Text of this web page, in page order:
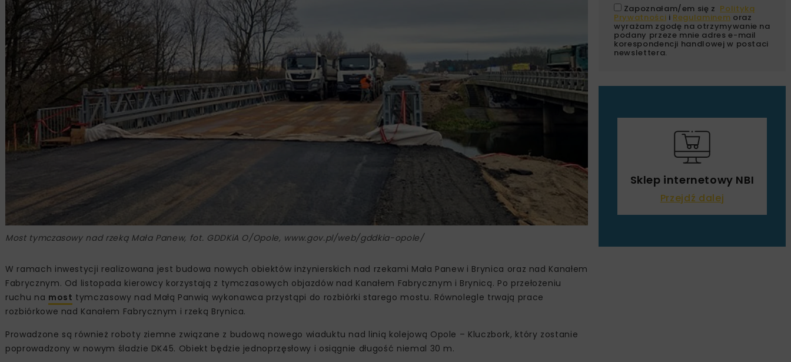
Most tymczasowy nad rzeką Mała Panew, fot. GDDKiA O/Opole, www.gov.pl/web/gddkia-opole/
W ramach inwestycji realizowana jest budowa nowych obiektów inżynierskich nad rzekami Mała Panew i Brynica oraz nad Kanałem
Fabrycznym. Od listopada kierowcy korzystają z tymczasowych objazdów nad Kanałem Fabrycznym i Brynicą. Po przełożeniu
ruchu na most tymczasowy nad Małą Panwią wykonawca przystąpi do rozbiórki starego mostu. Równolegle trwają prace
rozbiórkowe nad Kanałem Fabrycznym i rzeką Brynica.
Prowadzone są również roboty ziemne związane z budową nowego wiaduktu nad linią kolejową Opole – Kluczbork, który zostanie
poprowadzony w nowym śladzie DK45. Obiekt będzie jednoprzęsłowy i osiągnie długość niemal 30 m.
Zapoznałam/em się z Polityką
Prywatności i Regulaminem oraz
wyrażam zgodę na otrzymywanie na
podany przeze mnie adres e-mail
korespondencji handlowej w postaci
newslettera.
Sklep internetowy NBI
Przejdź dalej